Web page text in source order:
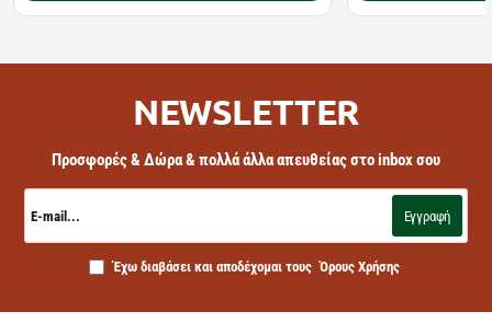
NEWSLETTER
Προσφορές & Δώρα & πολλά άλλα απευθείας στο inbox σου
mail...
Εγγραφή
Έχω διαβάσει και αποδέχομαι τους Όρους Χρήσης